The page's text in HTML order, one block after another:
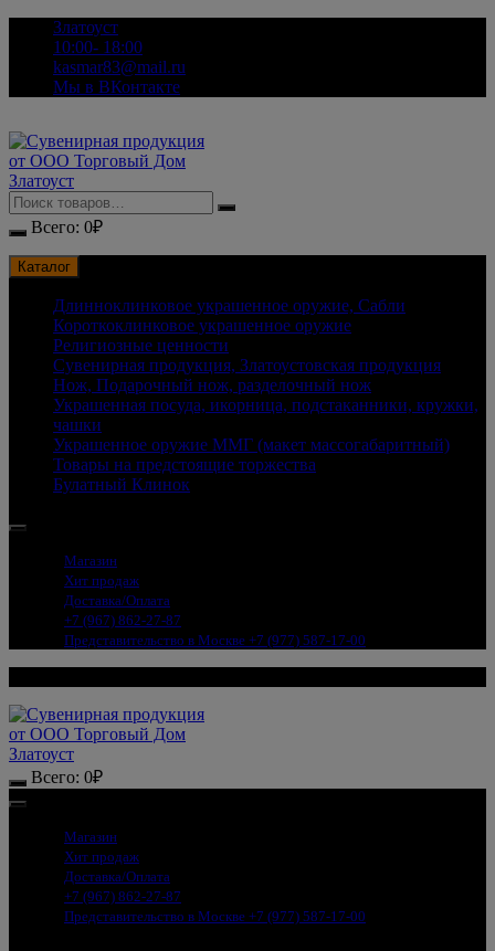
Перейти
содержимому
Златоуст
10:00- 18:00
kasmar83@mail.ru
Мы в ВКонтакте
Всего: 0₽
Каталог
Длинноклинковое украшенное оружие, Сабли
Короткоклинковое украшенное оружие
Религиозные ценности
Сувенирная продукция, Златоустовская продукция
Нож, Подарочный нож, разделочный нож
Украшенная посуда, икорница, подстаканники, кружки,
чашки
Украшенное оружие ММГ (макет массогабаритный)
Товары на предстоящие торжества
Булатный Клинок
Магазин
Хит продаж
Доставка/Оплата
+7 (967) 862-27-87
Представительство в Москве +7 (977) 587-17-00
Всего: 0₽
Магазин
Хит продаж
Доставка/Оплата
+7 (967) 862-27-87
Представительство в Москве +7 (977) 587-17-00